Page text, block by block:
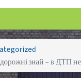
знай – в ДТП